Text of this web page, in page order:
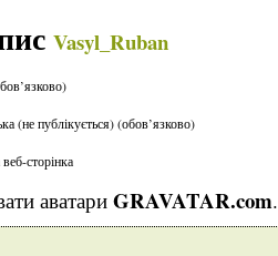
Vasyl_Ruban
(не публікується) (обов’язково)
сторінка
аватари GRAVATAR.com.